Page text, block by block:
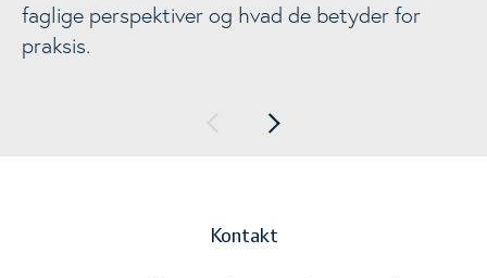
faglige perspektiver og hvad de betyder for
praksis.
Kontakt